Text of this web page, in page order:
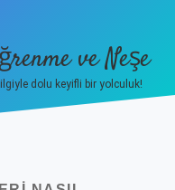
ve Neşe
dolu keyifli bir yolculuk!